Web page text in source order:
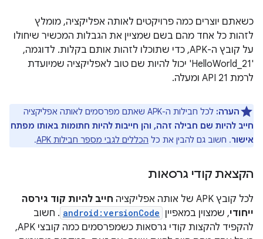
כשאתם יוצרים כמה פרויקטים לאותה אפליקציה, מומלץ
לזהות כל אחד מהם בשם שמציין את הגבלות המכשיר שיחולו
על קובץ ה-APK, כדי שתוכלו לזהות אותם בקלות. לדוגמה,
'HelloWorld_21' יכול להיות שם טוב לאפליקציה שמיועדת
לרמת API 21 ומעלה.
הערה: לכל חבילות ה-APK שאתם מפרסמים לאותה אפליקציה
חייב להיות שם חבילה זהה, והן חייבות להיות חתומות באותו מפתח
אישור. חשוב גם להבין את כל הכללים לגבי מספר חבילות APK .
הקצאת קודי גרסאות
לכל קובץ APK של אותה אפליקציה
חייב להיות קוד גירסה
ייחודי, שמצוין במאפיין android:versionCode . חשוב
להקפיד להקצות קודי גרסאות כשמפרסמים כמה קובצי APK,